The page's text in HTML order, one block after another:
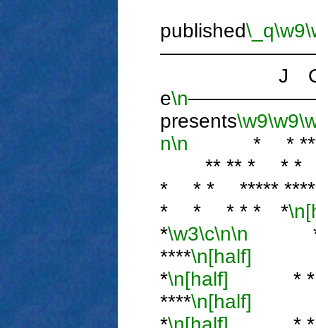
published\_q\w9
J O
e\n
presents\w9\w9
n\n * * ***
** ** * * *
* * * *****
* * * * * *
*\w3\c\n\n * *
****\n[half]
*\n[half] * * *
****\n[half]